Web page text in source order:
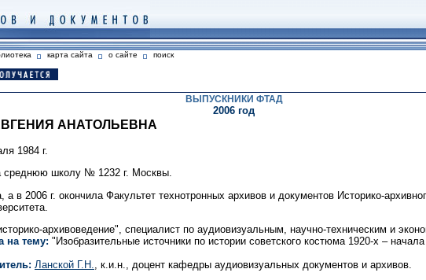
карта сайта о сайте поиск
ВЫПУСКНИКИ ФТАД
2006 год
АНАТОЛЬЕВНА
1984 г.
среднюю школу № 1232 г. Москвы.
а в 2006 г. окончила Факультет технотронных архивов и документов Историко-
архивоведение", специалист по аудиовизуальным, научно-техническим и
на тему: "Изобразительные источники по истории советского костюма 1920-х –
Ланской Г.Н. , к.и.н., доцент кафедры аудиовизуальных документов и архивов.